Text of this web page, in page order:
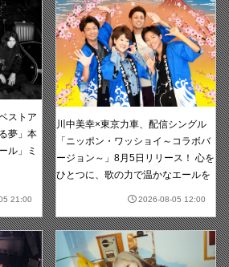
ストア
夢」本
ル」ミ
21:00
川中美幸×東京力車、配信シングル
「ニッポン・ワッショイ～コラボバ
ージョン～」8月5日リリース！ 心を
ひとつに、歌の力で温かなエールを
2026-08-05 12:00